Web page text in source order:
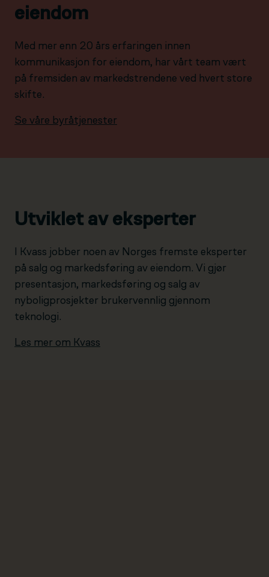
eiendom
Med mer enn 20 års erfaringen innen
kommunikasjon for eiendom, har vårt team vært
på fremsiden av markedstrendene ved hvert store
skifte.
Se våre byråtjenester
Utviklet av eksperter
I Kvass jobber noen av Norges fremste eksperter
på salg og markedsføring av eiendom. Vi gjør
presentasjon, markedsføring og salg av
nyboligprosjekter brukervennlig gjennom
teknologi.
Les mer om Kvass